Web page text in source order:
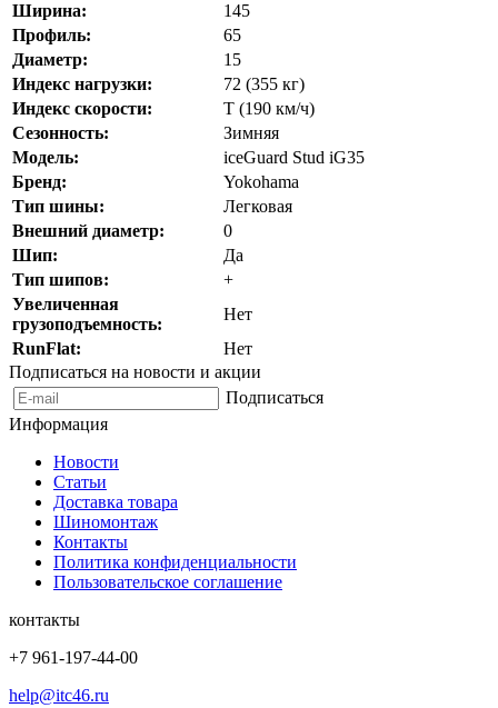
Ширина:
145
Профиль:
65
Диаметр:
15
Индекс нагрузки:
72 (355 кг)
Индекс скорости:
T (190 км/ч)
Сезонность:
Зимняя
Модель:
iceGuard Stud iG35
Бренд:
Yokohama
Тип шины:
Легковая
Внешний диаметр:
0
Шип:
Да
Тип шипов:
+
Увеличенная
грузоподъемность:
Нет
RunFlat:
Нет
Подписаться на новости и акции
Подписаться
Информация
Новости
Статьи
Доставка товара
Шиномонтаж
Контакты
Политика конфиденциальности
Пользовательское соглашение
контакты
+7 961-197-44-00
help@itc46.ru